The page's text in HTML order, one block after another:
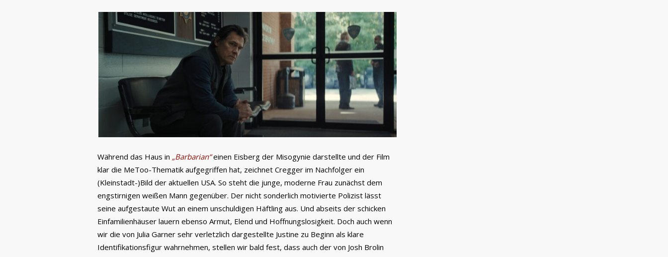
Während das Haus in „Barbarian“einen Eisberg der Misogynie darstellte und der Film
klar die MeToo-Thematik aufgegriffen hat, zeichnet Cregger im Nachfolger ein
(Kleinstadt-)Bild der aktuellen USA. So steht die junge, moderne Frau zunächst dem
engstirnigen weißen Mann gegenüber. Der nicht sonderlich motivierte Polizist lässt
seine aufgestaute Wut an einem unschuldigen Häftling aus. Und abseits der schicken
Einfamilienhäuser lauern ebenso Armut, Elend und Hoffnungslosigkeit. Doch auch wenn
wir die von Julia Garner sehr verletzlich dargestellte Justine zu Beginn als klare
Identifikationsfigur wahrnehmen, stellen wir bald fest, dass auch der von Josh Brolin